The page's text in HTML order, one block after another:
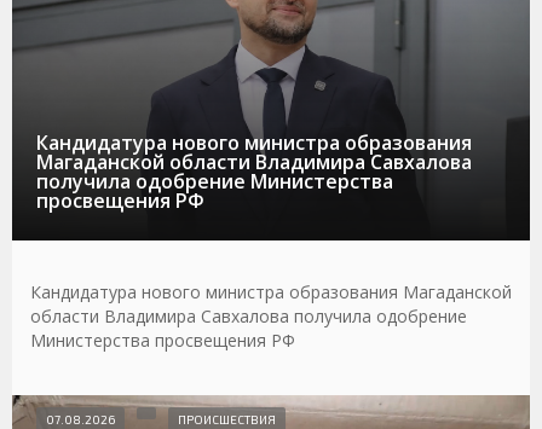
Кандидатура нового министра образования
Магаданской области Владимира Савхалова
получила одобрение Министерства
просвещения РФ
Кандидатура нового министра образования Магаданской
области Владимира Савхалова получила одобрение
Министерства просвещения РФ
07.08.2026 ПРОИСШЕСТВИЯ